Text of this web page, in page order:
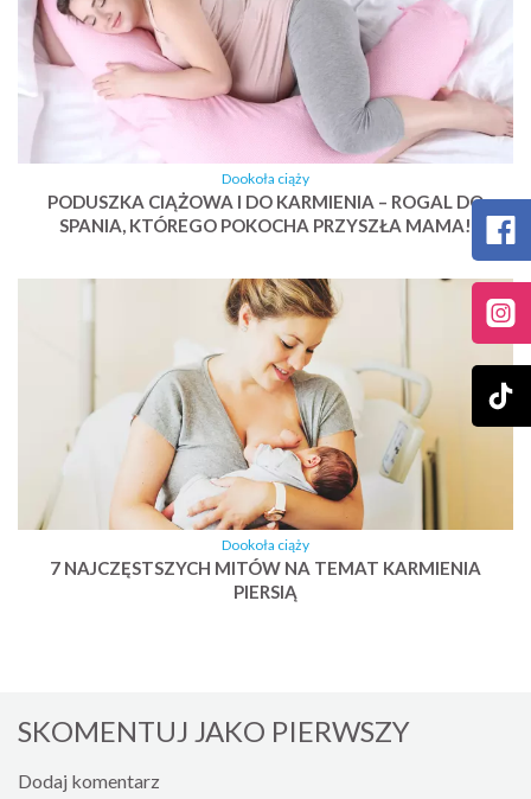
Dookoła ciąży
PODUSZKA CIĄŻOWA I DO KARMIENIA – ROGAL DO
SPANIA, KTÓREGO POKOCHA PRZYSZŁA MAMA!
Dookoła ciąży
7 NAJCZĘSTSZYCH MITÓW NA TEMAT KARMIENIA
PIERSIĄ
SKOMENTUJ JAKO PIERWSZY
Dodaj komentarz